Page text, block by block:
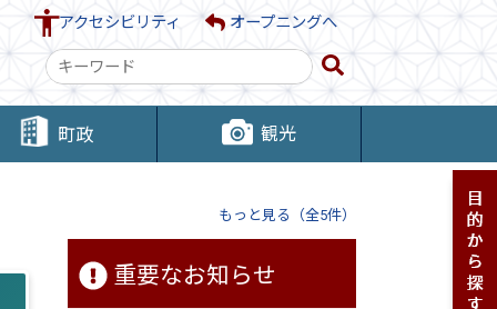
アクセシビリティ オープニングへ
検
索
キ
ー町政 観光
もっと見る（全5件）
重要なお知らせ